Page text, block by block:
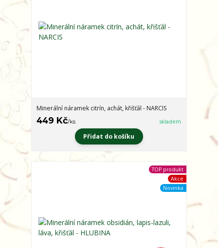
Minerální náramek citrín, achát, křišťál - NARCIS
449 Kč/ks skladem
Přidat do košíku
TOP produkt
Akce
Novinka